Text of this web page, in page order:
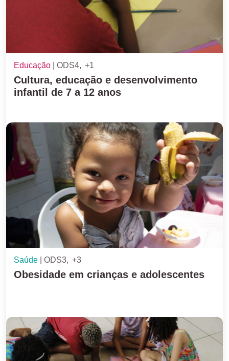
Educação ODS4 +1
Cultura, educação e desenvolvimento
infantil de 7 a 12 anos
Saúde ODS3 +3
Obesidade em crianças e adolescentes